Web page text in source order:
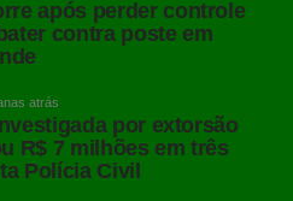
após perder controle
contra poste em
atrás
por extorsão
R$ 7 milhões em três
Polícia Civil